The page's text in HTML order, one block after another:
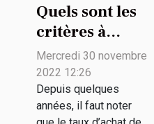
Quels sont les
critères à
prendre en
compte pour
choisir entre
l’achat et la
Mercredi 30 novembre
2022 12:26
Depuis quelques
années, il faut noter